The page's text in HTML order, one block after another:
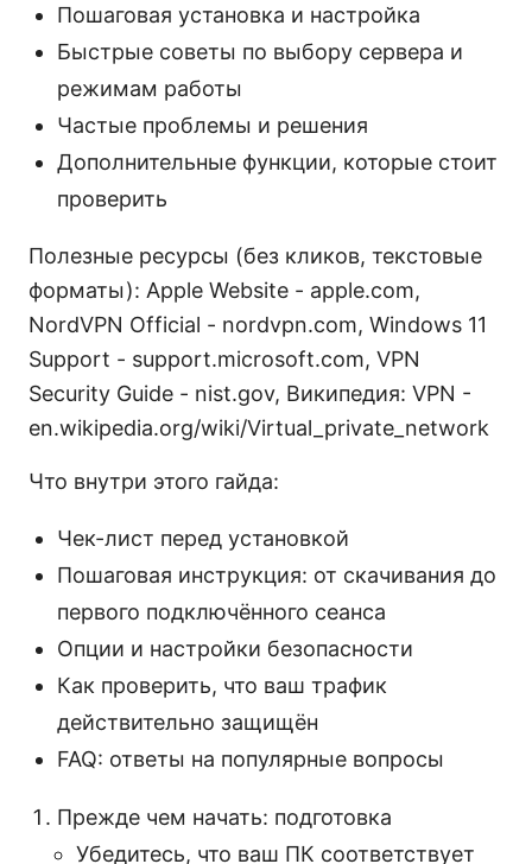
Пошаговая установка и настройка
Быстрые советы по выбору сервера и
режимам работы
Частые проблемы и решения
Дополнительные функции, которые стоит
проверить
Полезные ресурсы (без кликов, текстовые
форматы): Apple Website - apple.com,
NordVPN Official - nordvpn.com, Windows 11
Support - support.microsoft.com, VPN
Security Guide - nist.gov, Википедия: VPN -
en.wikipedia.org/wiki/Virtual_private_network
Что внутри этого гайда:
Чек-лист перед установкой
Пошаговая инструкция: от скачивания до
первого подключённого сеанса
Опции и настройки безопасности
Как проверить, что ваш трафик
действительно защищён
FAQ: ответы на популярные вопросы
Прежде чем начать: подготовка
Убедитесь, что ваш ПК соответствует